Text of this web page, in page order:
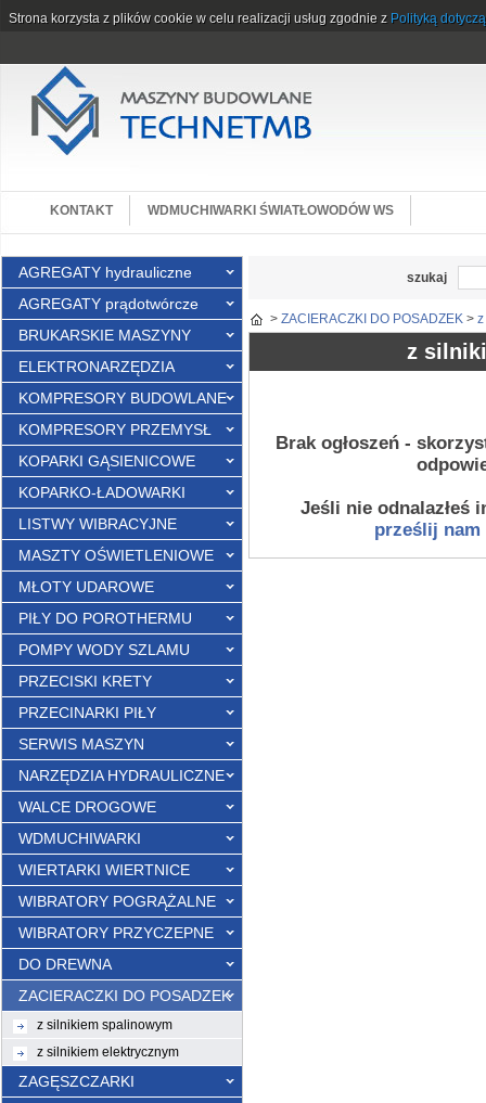
KONTAKT WDMUCHIWARKI ŚWIATŁOWODÓW WS
AGREGATY hydrauliczne
AGREGATY prądotwórcze
BRUKARSKIE MASZYNY
ELEKTRONARZĘDZIA
KOMPRESORY BUDOWLANE
KOMPRESORY PRZEMYSŁ
KOPARKI GĄSIENICOWE
KOPARKO-ŁADOWARKI
LISTWY WIBRACYJNE
MASZTY OŚWIETLENIOWE
MŁOTY UDAROWE
PIŁY DO POROTHERMU
POMPY WODY SZLAMU
PRZECISKI KRETY
PRZECINARKI PIŁY
SERWIS MASZYN
NARZĘDZIA HYDRAULICZNE
WALCE DROGOWE
WDMUCHIWARKI
WIERTARKI WIERTNICE
WIBRATORY POGRĄŻALNE
WIBRATORY PRZYCZEPNE
DO DREWNA
ZACIERACZKI DO POSADZEK
z silnikiem spalinowym
z silnikiem elektrycznym
ZAGĘSZCZARKI
szukaj
> ZACIERACZKI DO POSADZEK >
z
Brak ogłoszeń -
Jeśli nie odnalazłeś
prześlij nam
Strona korzysta z plików cookie w celu realizacji usług zgodnie z Polityką